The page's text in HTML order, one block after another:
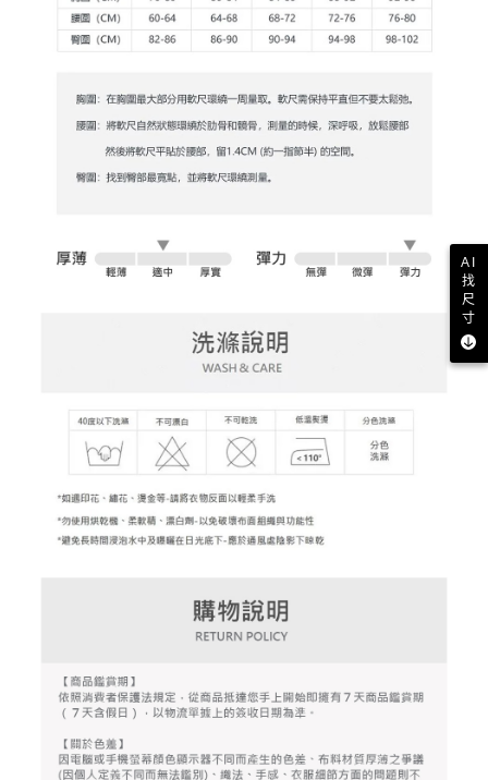
2.基於同意付款使用「大哥付你分期」之契約關係目的，商店將以您的個人
資料（包含姓名、電話或地址）提供予台灣大哥大進項蒐集、處理及利用，
※ 交易是否成功請以「AFTEE先享後付 」之結帳頁面顯示為準，若有關於
是否繳費成功／繳費後需取消欲退款等相關疑問，請聯繫「AFTEE先享後付
【注意事項】
１．透過由恩沛科技股份有限公司提供之「AFTEE先享後付」服務完成之交
易，需依本服務之必要範圍內提供個人資料，並將交易相關給付款項請求債
２．關於個人資料處理事宜，請瀏覽以下網址：
「AFTEE先享後付」，若未經同意申辦者引起之損失，本公司不負相關責
５．嚴禁一人註冊多個帳號或使用他人資訊註冊。若發現惡意使用之情形，
恩沛科技股份有限公司將有權停止該用戶之使用額度並採取法律行動。
付款後萊爾富取貨
7-11取貨付款
付款後7-11取貨
免運費
AI
找
尺
寸